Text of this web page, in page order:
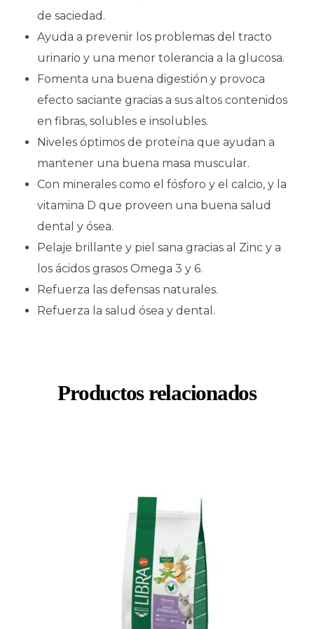
de saciedad.
Ayuda a prevenir los problemas del tracto
urinario y una menor tolerancia a la glucosa.
Fomenta una buena digestión y provoca
efecto saciante gracias a sus altos contenidos
en fibras, solubles e insolubles.
Niveles óptimos de proteína que ayudan a
mantener una buena masa muscular.
Con minerales como el fósforo y el calcio, y la
vitamina D que proveen una buena salud
dental y ósea.
Pelaje brillante y piel sana gracias al Zinc y a
los ácidos grasos Omega 3 y 6.
Refuerza las defensas naturales.
Refuerza la salud ósea y dental.
Productos relacionados